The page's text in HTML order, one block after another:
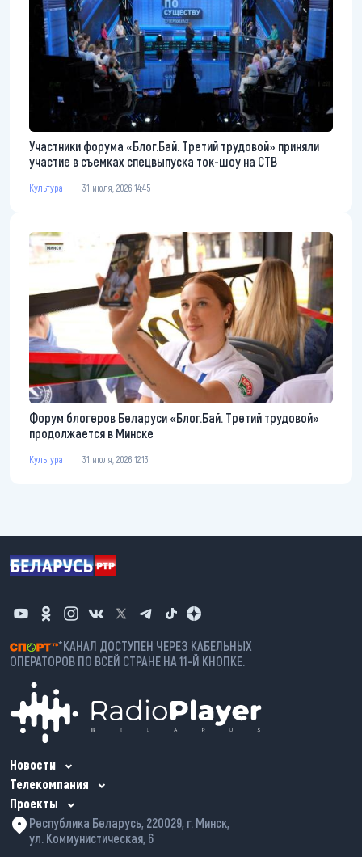
Участники форума «Блог.Бай. Третий трудовой» приняли
участие в съемках спецвыпуска ток-шоу на СТВ
Культура 31 июля, 2026 14:45
Форум блогеров Беларуси «Блог.Бай. Третий трудовой»
продолжается в Минске
Культура 31 июля, 2026 12:13
*КАНАЛ ДОСТУПЕН ЧЕРЕЗ КАБЕЛЬНЫХ
ОПЕРАТОРОВ ПО ВСЕЙ СТРАНЕ НА 11-Й КНОПКЕ.
Новости
Телекомпания
Проекты
Республика Беларусь, 220029, г. Минск,
ул. Коммунистическая, 6